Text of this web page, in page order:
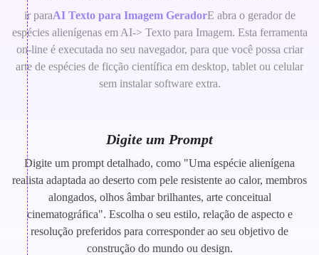
ir paraAI Texto para Imagem GeradorE abra o gerador de
espécies alienígenas em AI-> Texto para Imagem. Esta ferramenta
on-line é executada no seu navegador, para que você possa criar
arte de espécies de ficção científica em desktop, tablet ou celular
sem instalar software extra.
Digite um Prompt
Digite um prompt detalhado, como "Uma espécie alienígena
realista adaptada ao deserto com pele resistente ao calor, membros
alongados, olhos âmbar brilhantes, arte conceitual
cinematográfica". Escolha o seu estilo, relação de aspecto e
resolução preferidos para corresponder ao seu objetivo de
construção do mundo ou design.